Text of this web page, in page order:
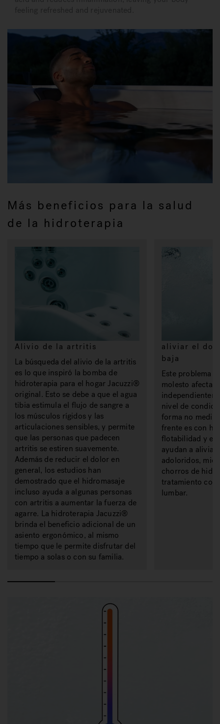
Más beneficios para la salud
de la hidroterapia
Alivio de la artritis
La búsqueda del alivio de la artritis
es lo que inspiró la bomba de
hidroterapia para el hogar Jacuzzi®
original. Esto se debe a que el agua
tibia estimula el flujo de sangre a
los músculos rígidos y las
articulaciones sensibles, y permite
que las personas que padecen
artritis se estiren suavemente.
Además de reducir el dolor en
general, los estudios han
demostrado que el hidromasaje
incluso ayuda a algunas personas
con artritis a aumentar la fuerza de
agarre. La hidroterapia Jacuzzi®
brinda el beneficio adicional de un
asiento ergonómico, al mismo
tiempo que le permite disfrutar del
tiempo a solas o con su familia.
aliviar el
baja
Este problema
molesto afecta
nivel de
forma no
frente es con
flotabilidad y el
ayudan a aliviar
adoloridos,
chorros de
tratamiento
lumbar.